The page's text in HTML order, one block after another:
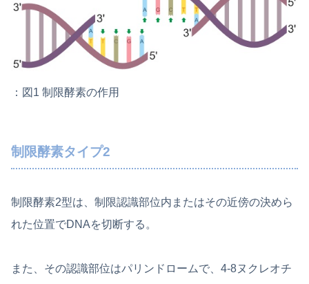
：図1 制限酵素の作用
制限酵素タイプ2
制限酵素2型は、制限認識部位内またはその近傍の決めら
れた位置でDNAを切断する。
また、その認識部位はパリンドロームで、4-8ヌクレオチ